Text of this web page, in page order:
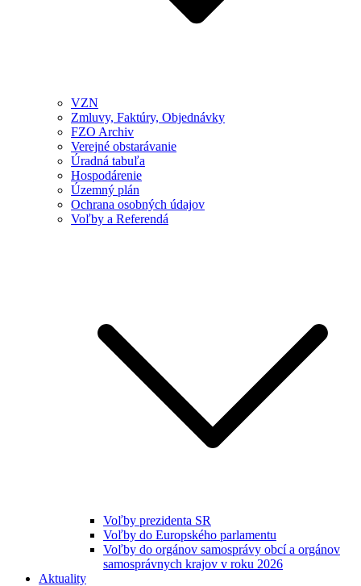
VZN
Zmluvy, Faktúry, Objednávky
FZO Archiv
Verejné obstarávanie
Úradná tabuľa
Hospodárenie
Územný plán
Ochrana osobných údajov
Voľby a Referendá
Voľby prezidenta SR
Voľby do Europského parlamentu
Voľby do orgánov samosprávy obcí a orgánov
samosprávnych krajov v roku 2026
Aktuality